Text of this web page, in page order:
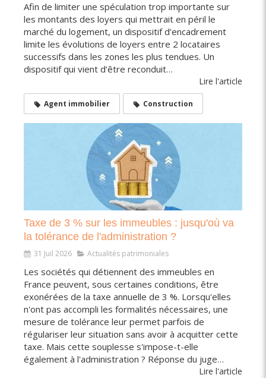
Afin de limiter une spéculation trop importante sur
les montants des loyers qui mettrait en péril le
marché du logement, un dispositif d’encadrement
limite les évolutions de loyers entre 2 locataires
successifs dans les zones les plus tendues. Un
dispositif qui vient d’être reconduit…
Lire l'article
Agent immobilier Construction
Taxe de 3 % sur les immeubles : jusqu'où va
la tolérance de l'administration ?
31 Juil 2026 Actualités patrimoniales
Les sociétés qui détiennent des immeubles en
France peuvent, sous certaines conditions, être
exonérées de la taxe annuelle de 3 %. Lorsqu'elles
n'ont pas accompli les formalités nécessaires, une
mesure de tolérance leur permet parfois de
régulariser leur situation sans avoir à acquitter cette
taxe. Mais cette souplesse s'impose-t-elle
également à l'administration ? Réponse du juge…
Lire l'article